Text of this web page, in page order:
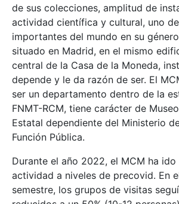
de sus colecciones, amplitud de
actividad científica y cultural, uno
importantes del mundo en su
situado en Madrid, en el mismo
central de la Casa de la Moneda,
depende y le da razón de ser. El
ser un departamento dentro de la
FNMT-RCM, tiene carácter de
Estatal dependiente del Ministerio
Función Pública.
Durante el año 2022, el MCM ha
actividad a niveles de precovid. En
semestre, los grupos de visitas